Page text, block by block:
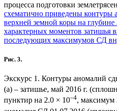
процесса подготовки
схематично приведены контуры
верхней земной коры на глубине
характерных моментов затишья
последующих максимумов СД
Рис. 3.
Экскурс 1. Контуры аномалий
(а) – затишье, май 2016 г.
пунктир на 2.0 × 10–4, максимум